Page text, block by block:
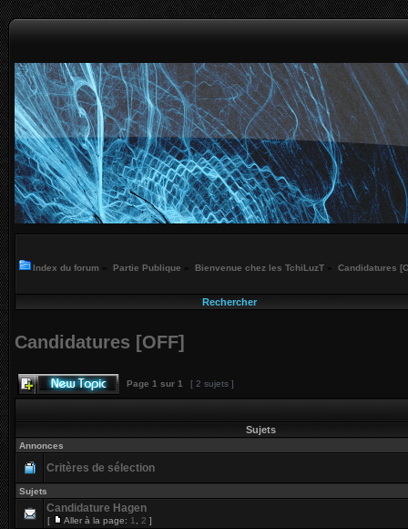
Index du forum » Partie Publique » Bienvenue chez les TchiLuzT » Candidatures
Rechercher
Candidatures [OFF]
Page 1 sur 1 [ 2 sujets ]
Sujets
Annonces
Critères de sélection
Sujets
Candidature Hagen
[ Aller à la page: 1 2 ]